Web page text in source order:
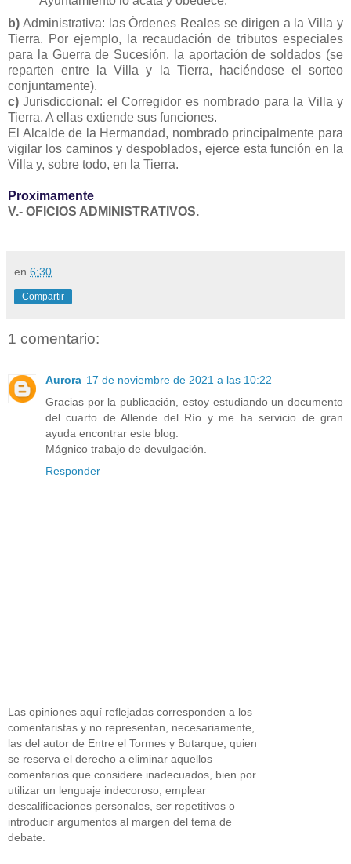
b) Administrativa: las Órdenes Reales se dirigen a la Villa y
Tierra. Por ejemplo, la recaudación de tributos especiales
para la Guerra de Sucesión, la aportación de soldados (se
reparten entre la Villa y la Tierra, haciéndose el sorteo
conjuntamente).
c) Jurisdiccional: el Corregidor es nombrado para la Villa y
Tierra. A ellas extiende sus funciones.
El Alcalde de la Hermandad, nombrado principalmente para
vigilar los caminos y despoblados, ejerce esta función en la
Villa y, sobre todo, en la Tierra.
Proximamente
V.- OFICIOS ADMINISTRATIVOS.
en 6:30
Compartir
1 comentario:
Aurora 17 de noviembre de 2021 a las 10:22
Gracias por la publicación, estoy estudiando un documento
del cuarto de Allende del Río y me ha servicio de gran
ayuda encontrar este blog.
Mágnico trabajo de devulgación.
Responder
Las opiniones aquí reflejadas corresponden a los
comentaristas y no representan, necesariamente,
las del autor de Entre el Tormes y Butarque, quien
se reserva el derecho a eliminar aquellos
comentarios que considere inadecuados, bien por
utilizar un lenguaje indecoroso, emplear
descalificaciones personales, ser repetitivos o
introducir argumentos al margen del tema de
debate.